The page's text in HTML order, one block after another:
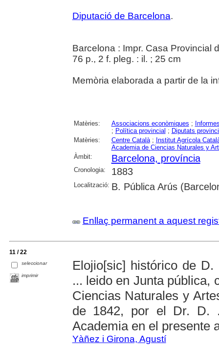
Diputació de Barcelona.
Barcelona : Impr. Casa Provincial
76 p., 2 f. pleg. : il. ; 25 cm
Memòria elaborada a partir de la
Matèries: Associacions econòmiques ;
; Política provincial ; Diputats
Matèries:
Centre Català; Institut Agrícola
Academia de Ciencias Naturales y
Àmbit:
Barcelona, província
Cronologia: 1883
Localització: B. Pública Arús
Enllaç permanent a aquest
11 / 22
seleccionar
imprimir
Elojio[sic] histórico de
... leido en Junta pública,
Ciencias Naturales y
de 1842, por el Dr. D.
Academia en el presente
Yàñez i Girona, Agustí